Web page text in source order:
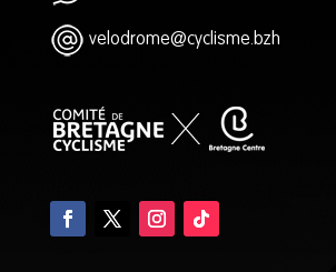
velodrome@cyclisme.bzh